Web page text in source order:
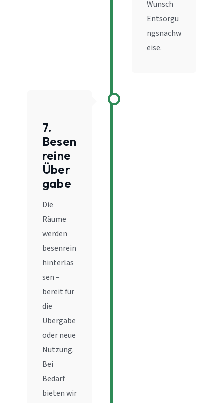
Wunsch
Entsorgu
ngsnachw
eise.
7.
Besen
reine
Über
gabe
Die
Räume
werden
besenrein
hinterlas
sen –
bereit für
die
Übergabe
oder neue
Nutzung.
Bei
Bedarf
bieten wir